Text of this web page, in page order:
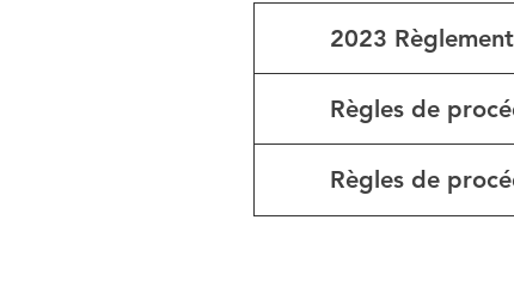
2023
Règles de
Règles de